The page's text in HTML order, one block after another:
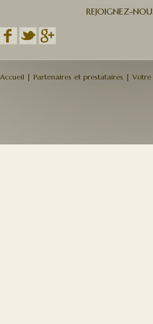
REJOIGNEZ-
Accueil | Partenaires et prestataires | Votre